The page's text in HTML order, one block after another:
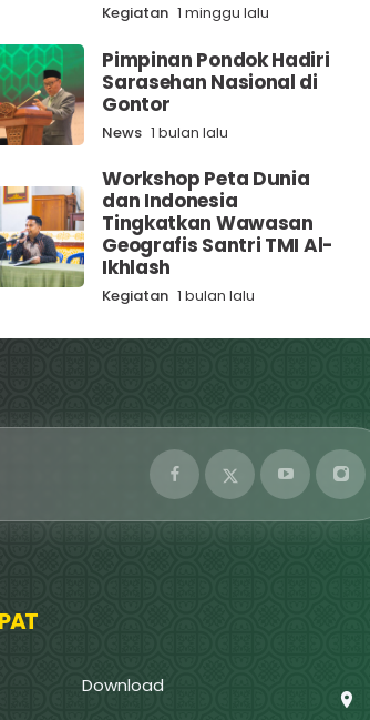
Kegiatan 1 minggu lalu
Pimpinan Pondok Hadiri
Sarasehan Nasional di
Gontor
News 1 bulan lalu
Workshop Peta Dunia
dan Indonesia
Tingkatkan Wawasan
Geografis Santri TMI Al-
Ikhlash
Kegiatan 1 bulan lalu
Download